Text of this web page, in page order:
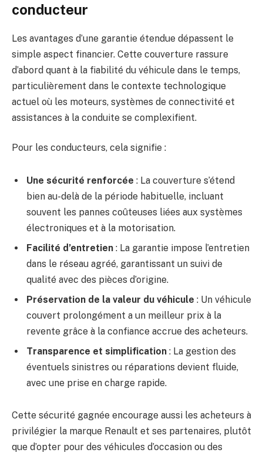
conducteur
Les avantages d’une garantie étendue dépassent le
simple aspect financier. Cette couverture rassure
d’abord quant à la fiabilité du véhicule dans le temps,
particulièrement dans le contexte technologique
actuel où les moteurs, systèmes de connectivité et
assistances à la conduite se complexifient.
Pour les conducteurs, cela signifie :
Une sécurité renforcée : La couverture s’étend
bien au-delà de la période habituelle, incluant
souvent les pannes coûteuses liées aux systèmes
électroniques et à la motorisation.
Facilité d’entretien : La garantie impose l’entretien
dans le réseau agréé, garantissant un suivi de
qualité avec des pièces d’origine.
Préservation de la valeur du véhicule : Un véhicule
couvert prolongément a un meilleur prix à la
revente grâce à la confiance accrue des acheteurs.
Transparence et simplification : La gestion des
éventuels sinistres ou réparations devient fluide,
avec une prise en charge rapide.
Cette sécurité gagnée encourage aussi les acheteurs à
privilégier la marque Renault et ses partenaires, plutôt
que d’opter pour des véhicules d’occasion ou des